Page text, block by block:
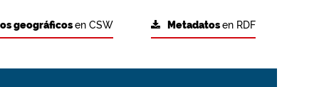
Metadatosen RDF
geográficosen CSW